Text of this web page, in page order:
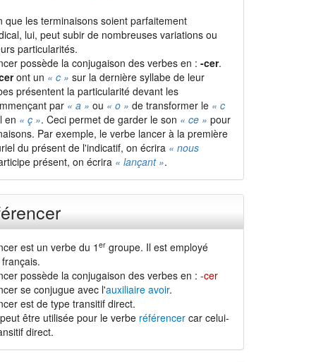
que les terminaisons soient parfaitement
lui, peut subir de nombreuses variations ou
particularités.
possède la conjugaison des verbes en : -cer.
ont un « c » sur la dernière syllabe de leur
présentent la particularité devant les
par « a » ou « o » de transformer le « c
en « ç ». Ceci permet de garder le son « ce » pour
Par exemple, le verbe lancer à la première
du présent de l'indicatif, on écrira « nous
présent, on écrira « lançant ».
est un verbe du 1ergroupe. Il est employé
possède la conjugaison des verbes en : -cer
se conjugue avec l'auxiliaire avoir.
est de type transitif direct.
être utilisée pour le verbe référencercar celui-
direct.